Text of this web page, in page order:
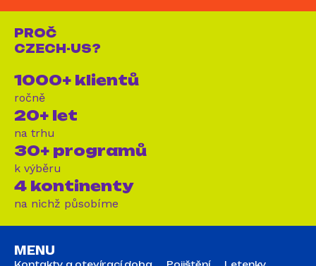
PROČ
CZECH-US?
1000+ klientů
ročně
20+ let
na trhu
30+ programů
k výběru
4 kontinenty
na nichž působíme
MENU